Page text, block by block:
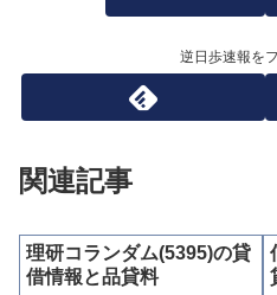
逆日歩速報を
関連記事
理研コランダム(5395)の貸
借情報と品貸料